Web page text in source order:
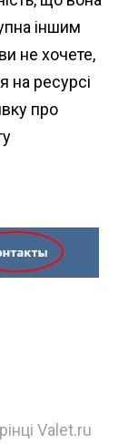
іншим
не хочете,
на ресурсі
про
Valet.ru